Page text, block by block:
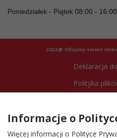
Poniedziałek - Piątek 08:00 - 16:00
2022@ Oficjalny serwis
Deklaracja
Polityka
Informacje o
Więcej informacji o Polityce